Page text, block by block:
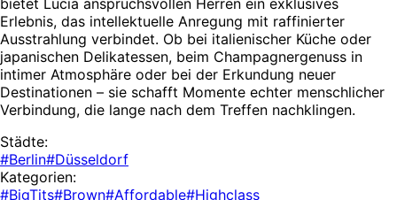
Erlebnis, das intellektuelle Anregung mit raffinierter
Ausstrahlung verbindet. Ob bei italienischer Küche oder
japanischen Delikatessen, beim Champagnergenuss in
intimer Atmosphäre oder bei der Erkundung neuer
Destinationen – sie schafft Momente echter menschlicher
Verbindung, die lange nach dem Treffen nachklingen.
Städte:
#Berlin#Düsseldorf
Kategorien:
#BigTits#Brown#Affordable#Highclass